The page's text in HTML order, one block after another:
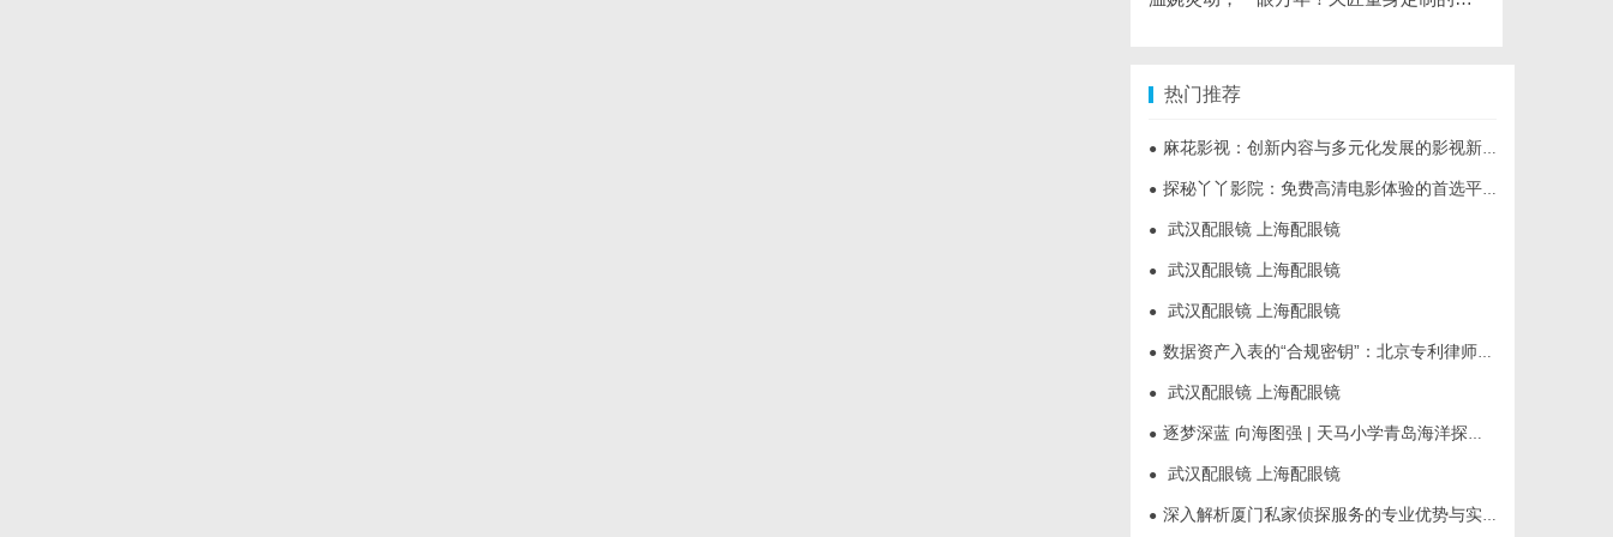
热门推荐
● 麻花影视：创新内容与多元化发展的影视新势力
● 探秘丫丫影院：免费高清电影体验的首选平台
● 武汉配眼镜 上海配眼镜
● 武汉配眼镜 上海配眼镜
● 武汉配眼镜 上海配眼镜
● 数据资产入表的“合规密钥”：北京专利律师如何为数据知识产权登记扫清障碍
● 武汉配眼镜 上海配眼镜
● 逐梦深蓝 向海图强 | 天马小学青岛海洋探索营圆满落幕
● 武汉配眼镜 上海配眼镜
● 深入解析厦门私家侦探服务的专业优势与实际应用